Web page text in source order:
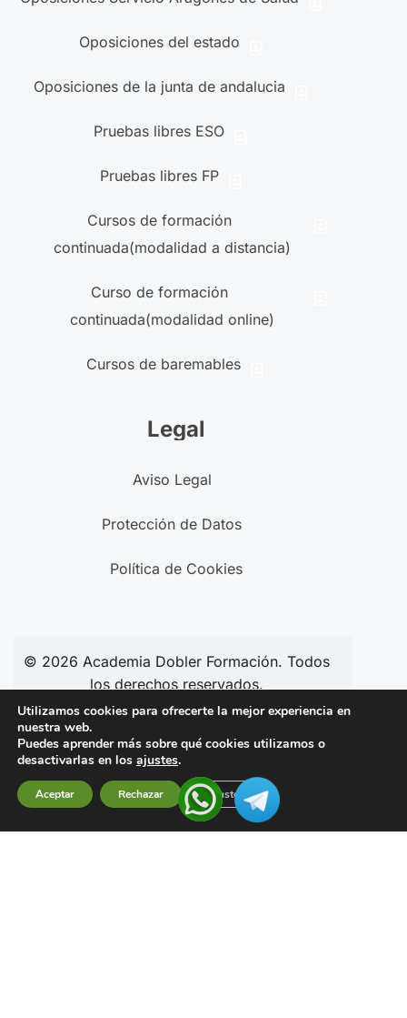
Oposiciones del estado
Oposiciones de la junta de andalucia
Pruebas libres ESO
Pruebas libres FP
Cursos de formación
continuada(modalidad a distancia)
Curso de formación
continuada(modalidad online)
Cursos de baremables
Legal
Aviso Legal
Protección de Datos
Política de Cookies
© 2026 Academia Dobler Formación. Todos
los derechos reservados.
Síguenos en redes:
Utilizamos cookies para ofrecerte la mejor experiencia en
nuestra web.
Puedes aprender más sobre qué cookies utilizamos o
desactivarlas en los ajustes.
Aceptar Rechazar Ajustes